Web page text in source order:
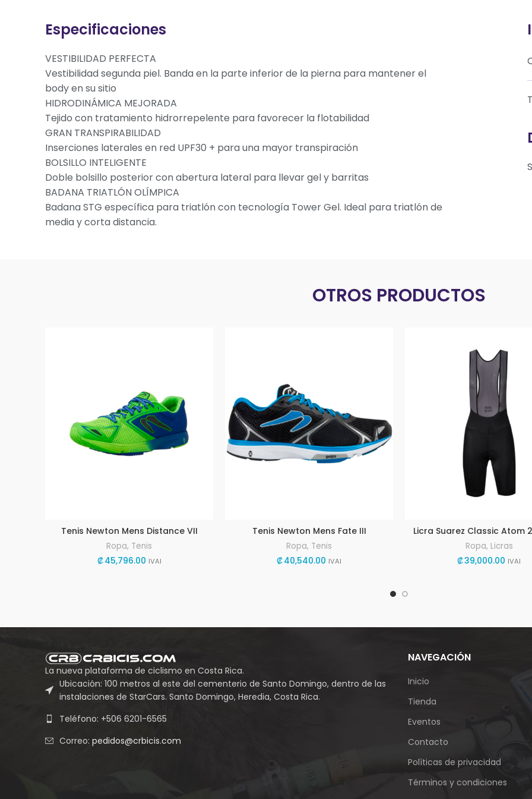
Especificaciones
VESTIBILIDAD PERFECTA
Vestibilidad segunda piel. Banda en la parte inferior de la pierna para mantener el
body en su sitio
HIDRODINÁMICA MEJORADA
Tejido con tratamiento hidrorrepelente para favorecer la flotabilidad
GRAN TRANSPIRABILIDAD
Inserciones laterales en red UPF30 + para una mayor transpiración
BOLSILLO INTELIGENTE
Doble bolsillo posterior con abertura lateral para llevar gel y barritas
BADANA TRIATLÓN OLÍMPICA
Badana STG específica para triatlón con tecnología Tower Gel. Ideal para triatlón de
media y corta distancia.
OTROS PRODUCTOS
Tenis Newton Mens Distance VII
Ropa, Tenis
₡45,796.00 IVAI
Tenis Newton Mens Fate III
Ropa, Tenis
₡40,540.00 IVAI
Licra Suarez Classic Atom
Ropa, Licras
₡39,000.00 IVAI
La nueva plataforma de ciclismo en Costa Rica.
Ubicación: 100 metros al este del cementerio de Santo Domingo, dentro de las
instalaciones de StarCars. Santo Domingo, Heredia, Costa Rica.
Teléfono: +506 6201-6565
Correo: pedidos@crbicis.com
NAVEGACIÓN
Inicio
Tienda
Eventos
Contacto
Políticas de privacidad
Términos y condiciones